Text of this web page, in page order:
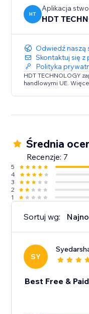
HT
Aplikacja
HDT
Odwiedź naszą
Skontaktuj się z
Polityka
HDT TECHNOLOGY
handlowymi UE.
Średnia
Recenzje: 7
5
4
3
2
1
Sortuj wg:
SY
Best Free &